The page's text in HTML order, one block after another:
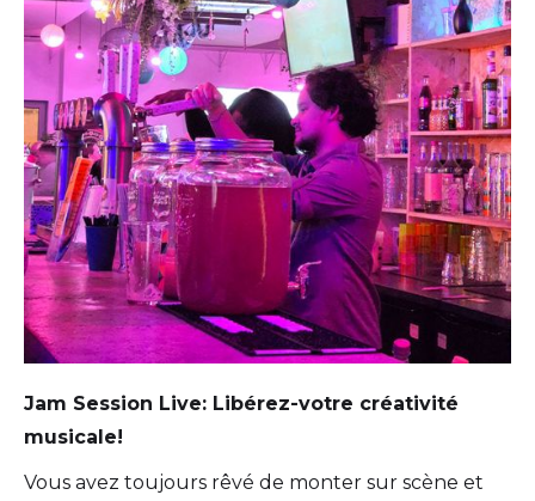
Jam Session Live: Libérez-votre créativité
musicale!
Vous avez toujours rêvé de monter sur scène et